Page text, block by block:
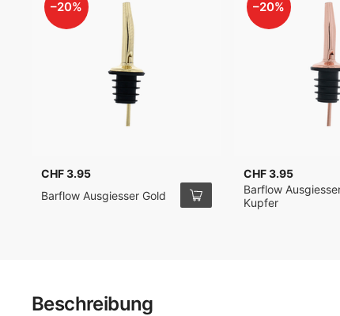
Beschreibung
–20%
CHF 3.95
Barflow Ausgiesser Gold
–20%
CHF 3.95
Barflow
Kupfer